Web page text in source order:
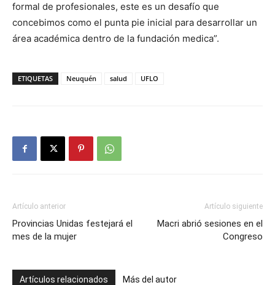
formal de profesionales, este es un desafío que
concebimos como el punta pie inicial para desarrollar un
área académica dentro de la fundación medica”.
ETIQUETAS Neuquén salud UFLO
Artículo anterior
Provincias Unidas festejará el
mes de la mujer
Artículo siguiente
Macri abrió sesiones en el
Congreso
Artículos relacionados Más del autor